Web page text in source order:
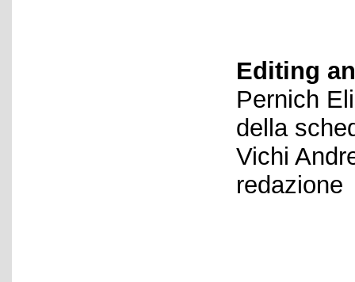
Editing
Pernich
della
Vichi
redazione